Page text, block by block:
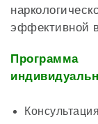
эффективной
Программа